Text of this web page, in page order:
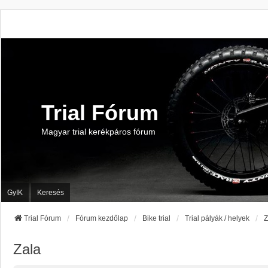
Trial Fórum
Magyar trial kerékpáros fórum
GyIK Keresés
Trial Fórum Fórum kezdőlap Bike trial Trial pályák / helyek
Zala